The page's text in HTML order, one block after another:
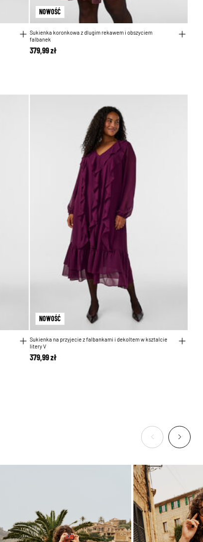
NOWOŚĆ
Sukienka koronkowa z dlugim rekawem i obszyciem
falbanek
379,99 zł
NOWOŚĆ
Sukienka na przyjecie z falbankami i dekoltem w ksztalcie
litery V
379,99 zł